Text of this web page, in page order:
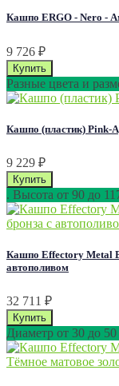
Кашпо ERGO - Nero -
9 726 ₽
Разные цвета и
Кашпо (пластик) Pink-
9 229 ₽
. Высота от 90 до
Кашпо Effectory Metal
автополивом
32 711 ₽
Диаметр от 30 до